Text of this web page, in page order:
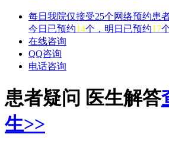
每日我院仅接受25个网络预约患
今日已预约14个，明日已预约17
在线咨询
QQ咨询
电话咨询
患者疑问 医生解答
生>>